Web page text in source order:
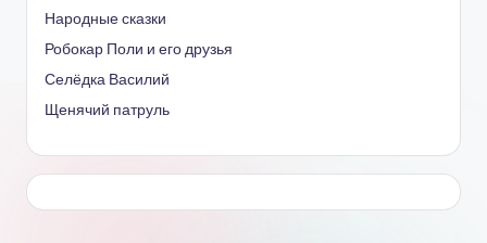
Народные сказки
Робокар Поли и его друзья
Селёдка Василий
Щенячий патруль